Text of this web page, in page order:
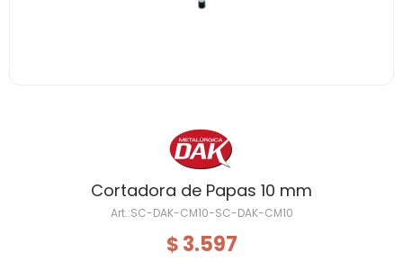
Cortadora de Papas 10 mm
SC-DAK-CM10-SC-DAK-CM10
$ 3.597